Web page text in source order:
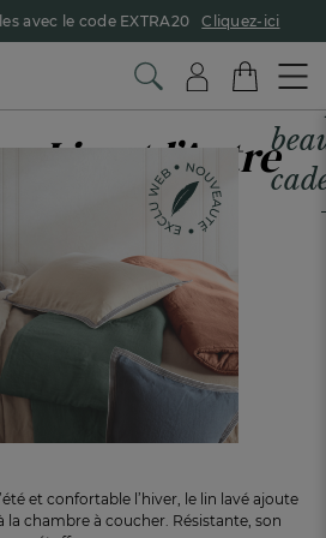
avec le code EXTRA20 Cliquez-ici
Lin et l’Autre
OU À S’OFFRIR !
et confortable l’hiver, le lin lavé ajoute
chambre à coucher. Résistante, son
Le